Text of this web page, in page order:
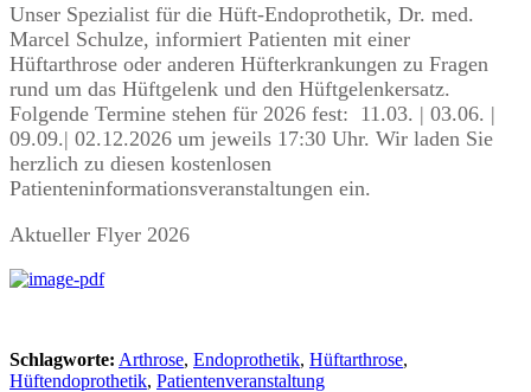
Unser Spezialist für die Hüft-Endoprothetik, Dr. med.
Marcel Schulze, informiert Patienten mit einer
Hüftarthrose oder anderen Hüfterkrankungen zu Fragen
rund um das Hüftgelenk und den Hüftgelenkersatz.
Folgende Termine stehen für 2026 fest: 11.03. | 03.06. |
09.09.| 02.12.2026 um jeweils 17:30 Uhr. Wir laden Sie
herzlich zu diesen kostenlosen
Patienteninformationsveranstaltungen ein.
Aktueller Flyer 2026
Schlagworte: Arthrose, Endoprothetik, Hüftarthrose,
Hüftendoprothetik, Patientenveranstaltung